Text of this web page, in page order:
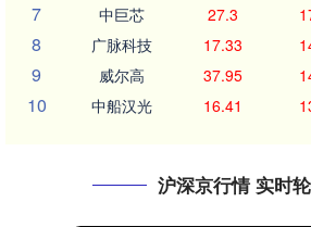
7 中巨芯 27.3
8 广脉科技 17.33
9 威尔高 37.95
10 中船汉光 16.41
沪深京行情 实时